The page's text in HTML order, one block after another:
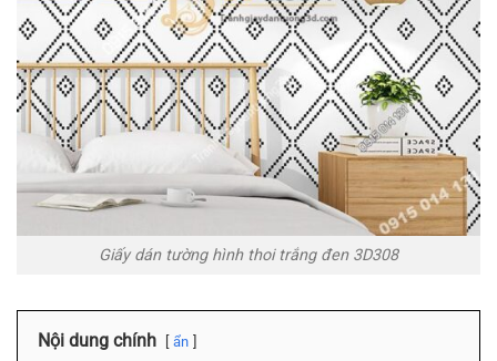
Giấy dán tường hình thoi trắng đen 3D308
Nội dung chính ẩn